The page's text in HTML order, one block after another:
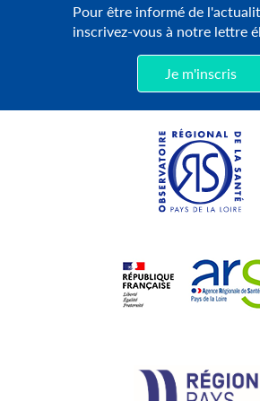
Pour être informé de
inscrivez-vous à notre lettre
Je m'inscris